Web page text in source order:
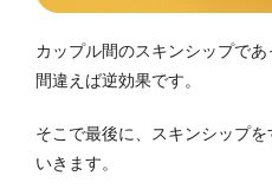
カップル間のスキンシップで
間違えば逆効果です。
そこで最後に、スキンシップ
いきます。